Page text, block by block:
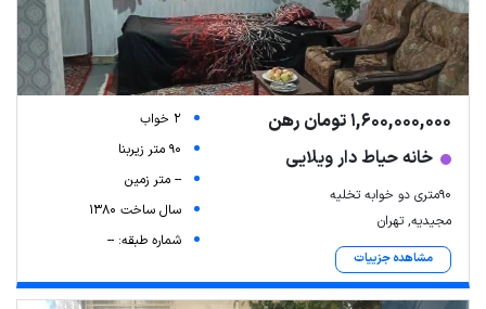
1,600,000,000 تومان رهن
خانه حیاط دار ویلایی
۹۰متری دو خوابه تخلیه
مجیدیه, تهران
مشاهده جزییات
2 خواب
90 متر زیربنا
-- متر زمین
سال ساخت 1380
شماره طبقه: --